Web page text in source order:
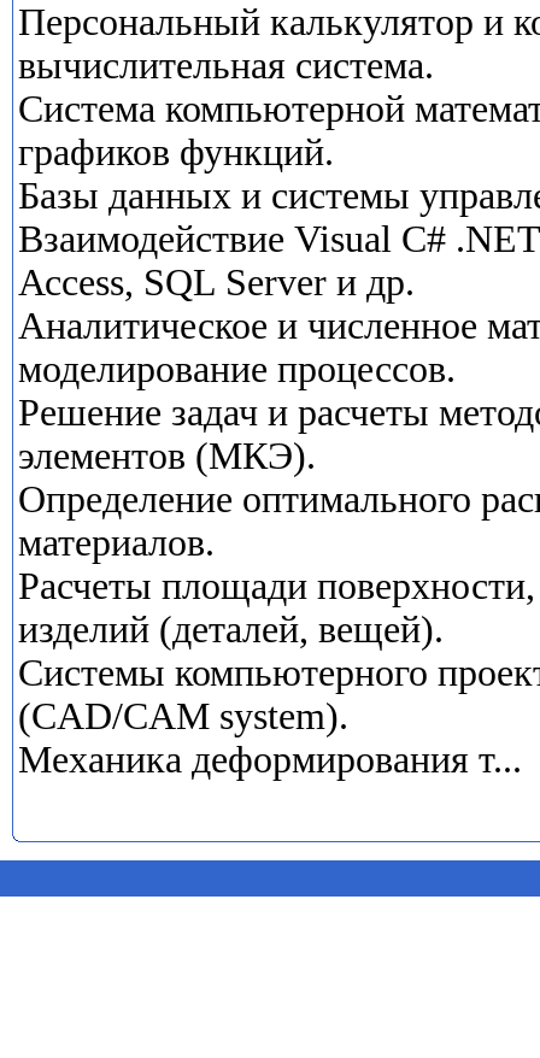
Персональный калькулятор и
вычислительная система.
Система компьютерной
графиков функций.
Базы данных и системы
Взаимодействие Visual С#
Ассess, SQL Server и др.
Аналитическое и численное
моделирование процессов.
Решение задач и расчеты
элементов (МКЭ).
Определение оптимального
материалов.
Расчеты площади
изделий (деталей, вещей).
Системы компьютерного
(CAD/CAM system).
Механика деформирования т...